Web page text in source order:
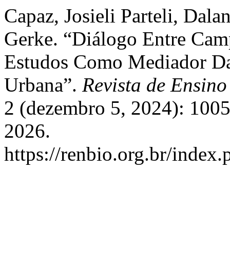
Capaz, Josieli Parteli,
Gerke. “Diálogo Entre
Estudos Como Mediador
Urbana”. Revista de
2 (dezembro 5, 2024):
2026.
https://renbio.org.br/